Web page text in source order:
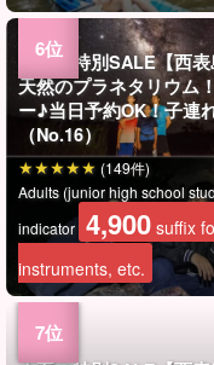
★夏の特別SALE【西
天然のプラネタリウム
ー♪当日予約OK！子連
（No.16）
Adults (junior high school
indicator 4,900 suffix
instruments, etc.
(149件)